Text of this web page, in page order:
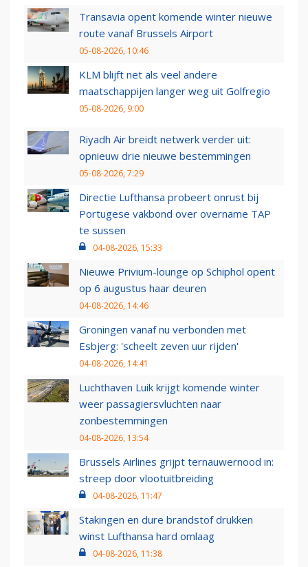
Transavia opent komende winter nieuwe
route vanaf Brussels Airport
05-08-2026, 10:46
KLM blijft net als veel andere
maatschappijen langer weg uit Golfregio
05-08-2026, 9:00
Riyadh Air breidt netwerk verder uit:
opnieuw drie nieuwe bestemmingen
05-08-2026, 7:29
Directie Lufthansa probeert onrust bij
Portugese vakbond over overname TAP
te sussen
04-08-2026, 15:33
Nieuwe Privium-lounge op Schiphol opent
op 6 augustus haar deuren
04-08-2026, 14:46
Groningen vanaf nu verbonden met
Esbjerg: 'scheelt zeven uur rijden'
04-08-2026, 14:41
Luchthaven Luik krijgt komende winter
weer passagiersvluchten naar
zonbestemmingen
04-08-2026, 13:54
Brussels Airlines grijpt ternauwernood in:
streep door vlootuitbreiding
04-08-2026, 11:47
Stakingen en dure brandstof drukken
winst Lufthansa hard omlaag
04-08-2026, 11:38